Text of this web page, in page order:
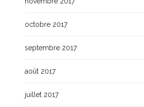
octobre 2017
septembre 2017
août 2017
juillet 2017